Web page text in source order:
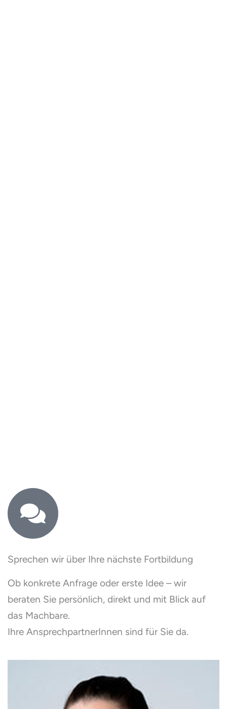
Sprechen wir über Ihre nächste Fortbildung
Ob konkrete Anfrage oder erste Idee – wir
beraten Sie persönlich, direkt und mit Blick auf
das Machbare.
Ihre AnsprechpartnerInnen sind für Sie da.